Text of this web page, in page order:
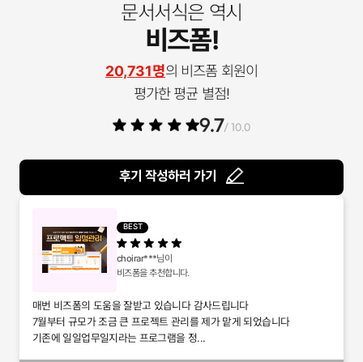
문서서식은 역시
비즈폼!
20,731명의 비즈폼 회원이
평가한 평균 별점!
9.7/ 10.0
후기 작성하러 가기
BEST
choirar***님이
비즈폼을 추천합니다.
매번 비즈폼의 도움을 잘받고 있습니다 감사드립니다
7월부터 규모가 조금 큰 프로젝트 관리를 제가 맡게 되었습니다
기존에 일일업무일지라는 프로그램을 정...